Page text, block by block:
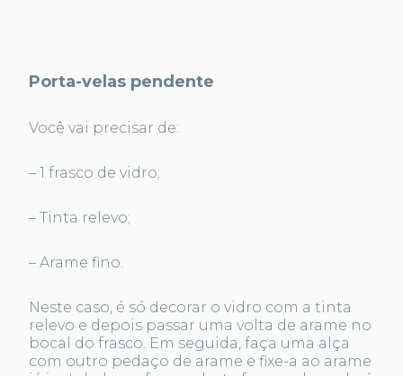
Porta-velas pendente
Você vai precisar de:
– 1 frasco de vidro;
– Tinta relevo;
– Arame fino.
Neste caso, é só decorar o vidro com a tinta
relevo e depois passar uma volta de arame no
bocal do frasco. Em seguida, faça uma alça
com outro pedaço de arame e fixe-a ao arame